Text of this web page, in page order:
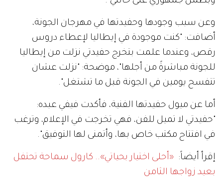
وعن سبب وجودها وحفيدتها في مهرجان الجونة،
أضافت: "كنت موجودة في إيطاليا لإعطاء دروس
رقص، وعندما علمت بتخرج حفيدتي نزلت من إيطاليا
للجونة مباشرةً من أجلها"، موضحة: "نزلت عشان
تتفسح يومين في الجونة قبل ما تشتغل".
أما عن ميول حفيدتها الفنية، فأكدت فيفي عبده:
"حفيدتي لا تميل للفن، فهي تخرجت في الإعلام، وترغب
في افتتاح مكتب خاص بها، وأتمنى لها التوفيق".
إقرأ أيضاً: «أحلى اختيار بحياتي».. كارول سماحة تحتفل
بعيد زواجها الثامن